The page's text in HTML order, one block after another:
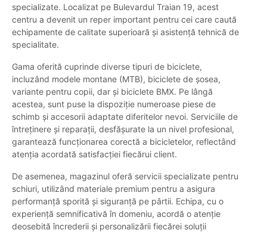
specializate. Localizat pe Bulevardul Traian 19, acest
centru a devenit un reper important pentru cei care caută
echipamente de calitate superioară și asistență tehnică de
specialitate.
Gama oferită cuprinde diverse tipuri de biciclete,
incluzând modele montane (MTB), biciclete de șosea,
variante pentru copii, dar și biciclete BMX. Pe lângă
acestea, sunt puse la dispoziție numeroase piese de
schimb și accesorii adaptate diferitelor nevoi. Serviciile de
întreținere și reparații, desfășurate la un nivel profesional,
garantează funcționarea corectă a bicicletelor, reflectând
atenția acordată satisfacției fiecărui client.
De asemenea, magazinul oferă servicii specializate pentru
schiuri, utilizând materiale premium pentru a asigura
performanță sporită și siguranță pe pârtii. Echipa, cu o
experiență semnificativă în domeniu, acordă o atenție
deosebită încrederii și personalizării fiecărei soluții